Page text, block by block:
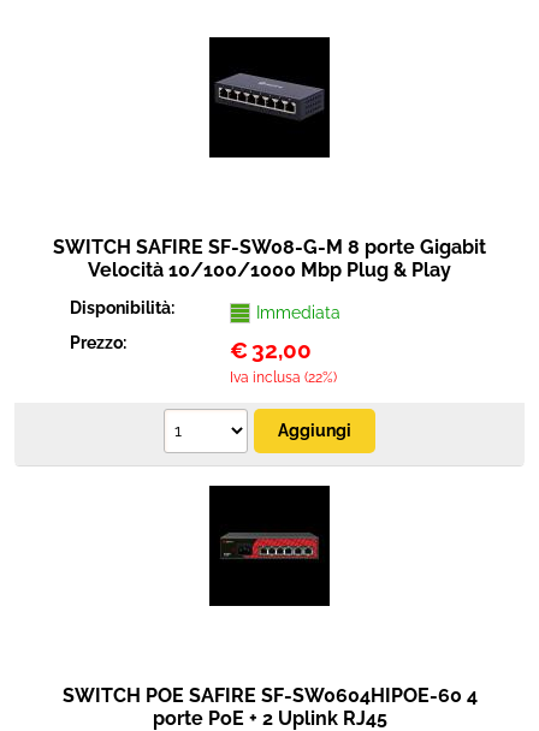
Cavi connettori adattatori
Strumenti musicali
SWITCH SAFIRE SF-SW08-G-M 8 porte Gigabit
Velocità 10/100/1000 Mbp Plug & Play
Disponibilità:
Immediata
Prezzo:
€ 32,00
Iva inclusa (22%)
SWITCH POE SAFIRE SF-SW0604HIPOE-60 4
porte PoE + 2 Uplink RJ45